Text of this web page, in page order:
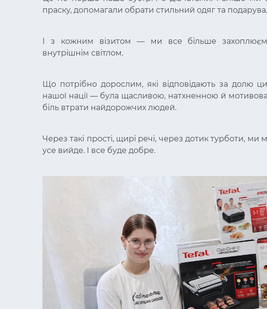
праску, допомагали обрати стильний одяг та
І з кожним візитом — ми все більше
внутрішнім світлом.
Що потрібно дорослим, які відповідають за долю
нашої нації — була щасливою, натхненною й
біль втрати найдорожчих людей.
Через такі прості, щирі речі, через дотик турботи,
усе вийде. І все буде добре.